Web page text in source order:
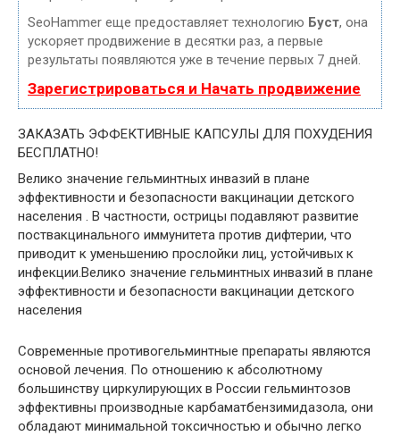
SeoHammer еще предоставляет технологию Буст, она
ускоряет продвижение в десятки раз, а первые
результаты появляются уже в течение первых 7 дней.
Зарегистрироваться и Начать продвижение
ЗАКАЗАТЬ ЭФФЕКТИВНЫЕ КАПСУЛЫ ДЛЯ ПОХУДЕНИЯ
БЕСПЛАТНО!
Велико значение гельминтных инвазий в плане
эффективности и безопасности вакцинации детского
населения . В частности, острицы подавляют развитие
поствакцинального иммунитета против дифтерии, что
приводит к уменьшению прослойки лиц, устойчивых к
инфекции.Велико значение гельминтных инвазий в плане
эффективности и безопасности вакцинации детского
населения
Современные противогельминтные препараты являются
основой лечения. По отношению к абсолютному
большинству циркулирующих в России гельминтозов
эффективны производные карбаматбензимидазола, они
обладают минимальной токсичностью и обычно легко